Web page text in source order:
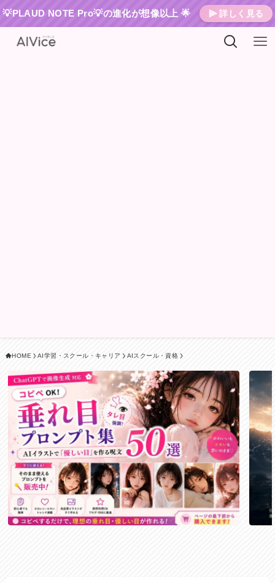
💡PLAUD NOTE Pro💡の進化が想像以上 🌟 ⫸ 詳しく見る
HOME AI学習・スクール・キャリア AIスクール・資格